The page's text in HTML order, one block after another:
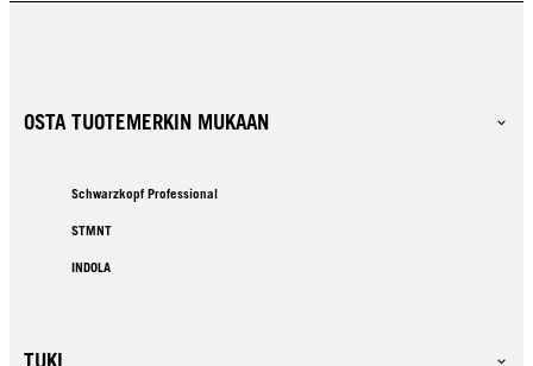
OSTA TUOTEMERKIN MUKAAN
Schwarzkopf Professional
STMNT
INDOLA
TUKI